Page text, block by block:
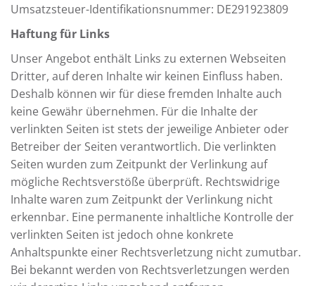
Umsatzsteuer-Identifikationsnummer: DE291923809
Haftung für Links
Unser Angebot enthält Links zu externen Webseiten
Dritter, auf deren Inhalte wir keinen Einfluss haben.
Deshalb können wir für diese fremden Inhalte auch
keine Gewähr übernehmen. Für die Inhalte der
verlinkten Seiten ist stets der jeweilige Anbieter oder
Betreiber der Seiten verantwortlich. Die verlinkten
Seiten wurden zum Zeitpunkt der Verlinkung auf
mögliche Rechtsverstöße überprüft. Rechtswidrige
Inhalte waren zum Zeitpunkt der Verlinkung nicht
erkennbar. Eine permanente inhaltliche Kontrolle der
verlinkten Seiten ist jedoch ohne konkrete
Anhaltspunkte einer Rechtsverletzung nicht zumutbar.
Bei bekannt werden von Rechtsverletzungen werden